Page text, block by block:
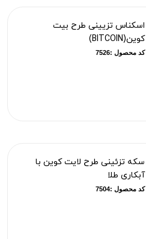
اسکناس تزیینی طرح بیت
کوین(BITCOIN)
کد محصول :7526
سکه تزئینی طرح لایت کوین با
آبکاری طلا
کد محصول :7504